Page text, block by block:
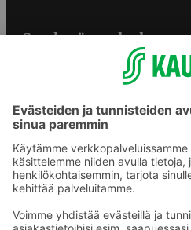
S-ryhmän palvelut
Yhteishyvä Ruoka -sovellus
S-ostoslista -sovellus
Prisma.fi
Sokos.fi
S-Pankki
Sokos Hotels